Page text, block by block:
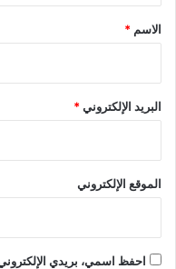
*
الاسم *
البريد الإلكتروني*
الموقع الإلكتروني
احفظ اسمي، بريدي